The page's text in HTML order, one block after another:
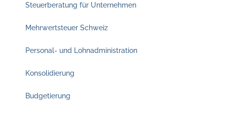
Steuerberatung für Unternehmen
Mehrwertsteuer Schweiz
Personal- und Lohnadministration
Konsolidierung
Budgetierung